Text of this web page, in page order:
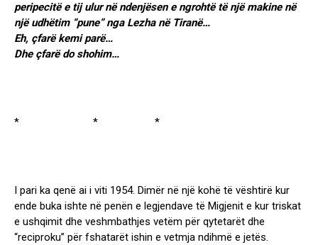
peripecitë e tij ulur në ndenjësen e ngrohtë të një makine në
një udhëtim “pune” nga Lezha në Tiranë…
Eh, çfarë kemi parë…
Dhe çfarë do shohim…
* * *
I pari ka qenë ai i viti 1954. Dimër në një kohë të vështirë kur
ende buka ishte në penën e legjendave të Migjenit e kur triskat
e ushqimit dhe veshmbathjes vetëm për qytetarët dhe
“reciproku” për fshatarët ishin e vetmja ndihmë e jetës.